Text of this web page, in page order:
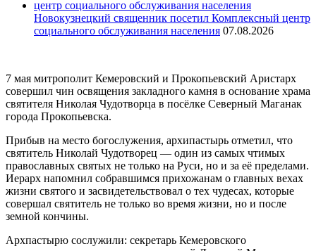
Новокузнецкий священник посетил Комплексный центр
социального обслуживания населения 07.08.2026
7 мая митрополит Кемеровский и Прокопьевский Аристарх
совершил чин освящения закладного камня в основание храма
святителя Николая Чудотворца в посёлке Северный Маганак
города Прокопьевска.
Прибыв на место богослужения, архипастырь отметил, что
святитель Николай Чудотворец — один из самых чтимых
православных святых не только на Руси, но и за её пределами.
Иерарх напомнил собравшимся прихожанам о главных вехах
жизни святого и засвидетельствовал о тех чудесах, которые
совершал святитель не только во время жизни, но и после
земной кончины.
Архпастырю сослужили: секретарь Кемеровского